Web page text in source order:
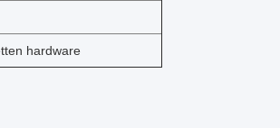
hardware